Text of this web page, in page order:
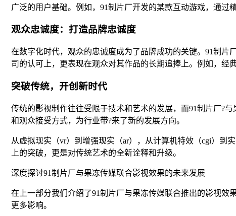
广泛的用户基础。例如，91制片厂开发的某款互动游戏，通过
观众忠诚度：打造品牌忠诚度
在数字化时代，观众的忠诚度成为了品牌成功的关键。91制
司的认可上，更表现在观众对其作品的长期追捧上。例如，经
突破传统，开创新时代
传统的影视制作往往受限于技术和艺术的发展，而91制片厂?
和观众接受方式，为行业带?来了新的发展方向。
从虚拟现实（vr）到增强现实（ar），从计算机特效（cgi）
上的突破，更是对传统艺术的全新诠释和升级。
深度探讨91制片厂与果冻传媒联合影视效果的未来发展
在上一部分我们介绍了91制片厂与果冻传媒联合推出的影视
更多影响。